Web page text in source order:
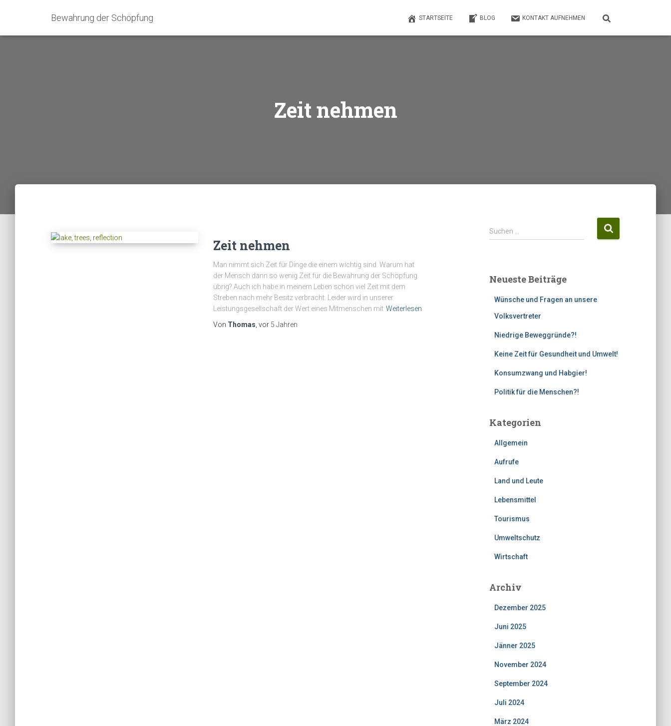
Bewahrung der Schöpfung STARTSEITE BLOG KONTAKT AUFNEHMEN
Zeit nehmen
Zeit nehmen
Man nimmt sich Zeit für Dinge die einem wichtig sind. Warum hat
der Mensch dann so wenig Zeit für die Bewahrung der Schöpfung
übrig? Auch ich habe in meinem Leben schon viel Zeit mit dem
Streben nach mehr Besitz verbracht. Leider wird in unserer
Leistungsgesellschaft der Wert eines Mitmenschen mit Weiterlesen
Von Thomas , vor 5 Jahren
S
u
n
Suchen …
Neueste Beiträge
Wünsche und Fragen an unsere
Volksvertreter
Niedrige Beweggründe?!
Keine Zeit für Gesundheit und Umwelt!
Konsumzwang und Habgier!
Politik für die Menschen?!
Kategorien
Allgemein
Aufrufe
Land und Leute
Lebensmittel
Tourismus
Umweltschutz
Wirtschaft
Archiv
Dezember 2025
Juni 2025
Jänner 2025
November 2024
September 2024
Juli 2024
März 2024